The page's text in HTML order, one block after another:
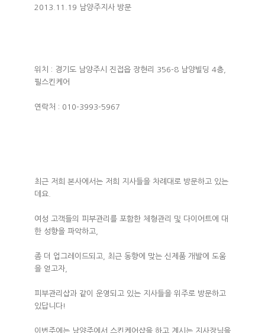
2013.11.19 남양주지사 방문
위치 : 경기도 남양주시 진접읍 장현리 356-8 남양빌딩 4층,
필스킨케어
연락처 : 010-3993-5967
최근 저희 본사에서는 저희 지사들을 차례대로 방문하고 있는
데요.
여성 고객들의 피부관리를 포함한 체형관리 및 다이어트에 대
한 성향을 파악하고,
좀 더 업그레이드되고, 최근 동향에 맞는 신제품 개발에 도움
을 얻고자,
피부관리샵과 같이 운영되고 있는 지사들을 위주로 방문하고
있답니다!
이번주에는 남양주에서 스킨케어샵을 하고 계시는 지사장님을